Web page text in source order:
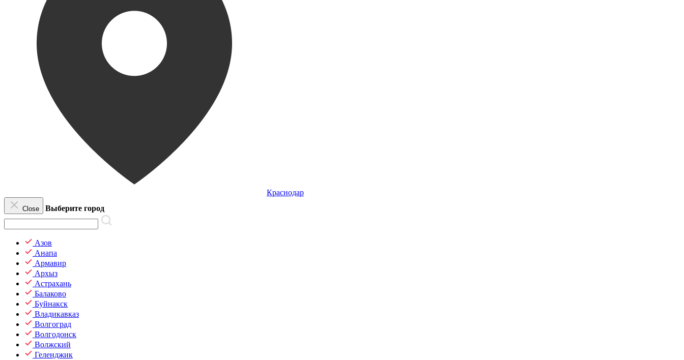
Краснодар
Close Выберите город
Азов
Анапа
Армавир
Архыз
Астрахань
Балаково
Буйнакск
Владикавказ
Волгоград
Волгодонск
Волжский
Геленджик